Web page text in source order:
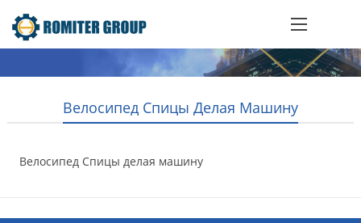
Велосипед Спицы Делая Машину
Велосипед Спицы делая машину